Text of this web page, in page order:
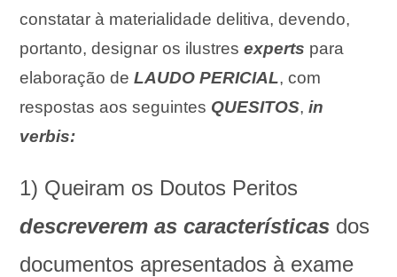
constatar à materialidade delitiva, devendo,
portanto, designar os ilustresexperts para
elaboração deLAUDO PERICIAL, com
respostas aos seguintes QUESITOS, in
verbis:
1) Queiram os Doutos Peritos
descreverem as características dos
documentos apresentados à exame